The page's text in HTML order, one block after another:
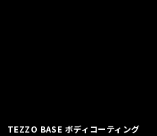
TEZZO BASE ボディコーティング